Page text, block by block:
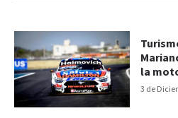
3 de
la